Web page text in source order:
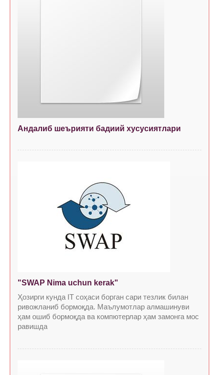
Андалиб шеърияти бадиий хусусиятлари
"SWAP Nima uchun kerak"
Ҳозирги кунда IT соҳаси борган сари тезлик билан
ривожланиб бормоқда. Маълумотлар алмашинуви
ҳам ошиб бормоқда ва компютерлар ҳам замонга мос
равишда